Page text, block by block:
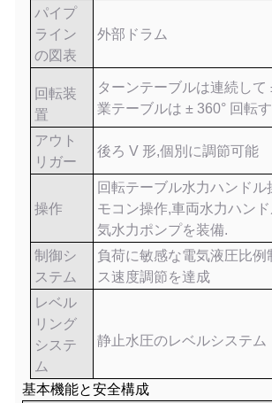
パイプ
ライン
の図表
外部ドラム
回転装
置
ターンテーブルは連続して
業テーブルは ± 360° 回転
アウト
リガー
後ろ V 形,個別に調節可能
操作
回転テーブル水力ハンドル
モコン操作,車両水力ハン
気水力ポンプを装備.
制御シ
ステム
負荷に敏感な電気液圧比例
ス速度調節を達成
レベル
リング
システ
ム
静止水圧のレベルシステム
基本機能と安全構成